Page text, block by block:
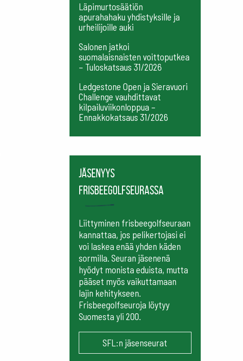
Läpimurtosäätiön
apurahahaku yhdistyksille ja
urheilijoille auki
Salonen jatkoi
suomalaisnaisten voittoputkea
– Tuloskatsaus 31/2026
Ledgestone Open ja Sieravuori
Challenge vauhdittavat
kilpailuviikonloppua –
Ennakkokatsaus 31/2026
Jäsenyys
frisbeegolfseurassa
Liittyminen frisbeegolfseuraan
kannattaa, jos pelikertojasi ei
voi laskea enää yhden käden
sormilla. Seuran jäsenenä
hyödyt monista eduista, mutta
pääset myös vaikuttamaan
lajin kehitykseen.
Frisbeegolfseuroja löytyy
Suomesta yli 200.
SFL:n jäsenseurat